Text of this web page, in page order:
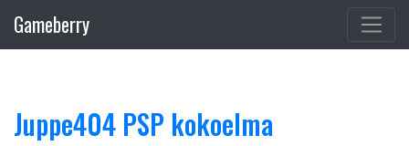
Gameberry
Juppe404 PSP kokoelma